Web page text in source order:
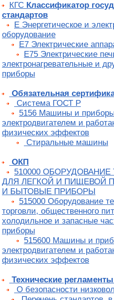
КГС Классификатор
стандартов
Е Энергетическое и
оборудование
Е7 Электрические
Е75 Электрические
электронагревательные и
приборы
Обязательная
Cистема ГОСТ Р
5156 Машины и
электродвигателем и
физических эффектов
Стиральные машины
ОКП
510000
ДЛЯ ЛЕГКОЙ И ПИЩЕВОЙ
И БЫТОВЫЕ ПРИБОРЫ
515000 Оборудование
торговли, общественного
холодильное и запасные
приборы
515600 Машины и
электродвигателем и
физических эффектов
Технические
О безопасности